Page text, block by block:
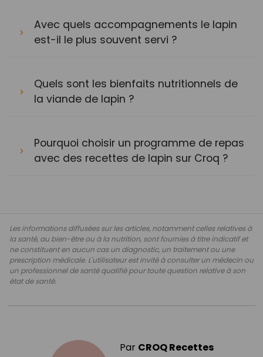
Avec quels accompagnements le lapin
est-il le plus souvent servi ?
Quels sont les bienfaits nutritionnels de
la viande de lapin ?
Pourquoi choisir un programme de repas
avec des recettes de lapin sur Croq ?
Les informations diffusées sur les articles, notamment celles relatives à
la santé, au bien-être ou à la nutrition, sont fournies à titre indicatif et
ne constituent en aucun cas un diagnostic, un traitement ou une
prescription médicale. L'utilisateur est invité à consulter un médecin ou
un professionnel de santé qualifié pour toute question relative à son
état de santé.
Par CROQ Recettes